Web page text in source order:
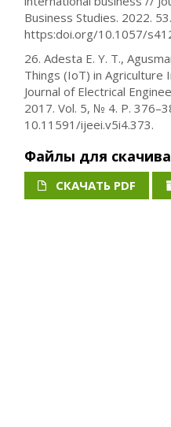
Business Studies. 2022.
https:doi.org/10.1057/
26. Adesta E. Y. T.,
Things (IoT) in
Journal of Electrical
2017. Vol. 5, № 4. P.
10.11591/ijeei.v5i4.373.
Файлы для
СКАЧАТЬ PDF